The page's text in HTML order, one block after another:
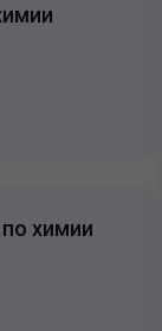
химии